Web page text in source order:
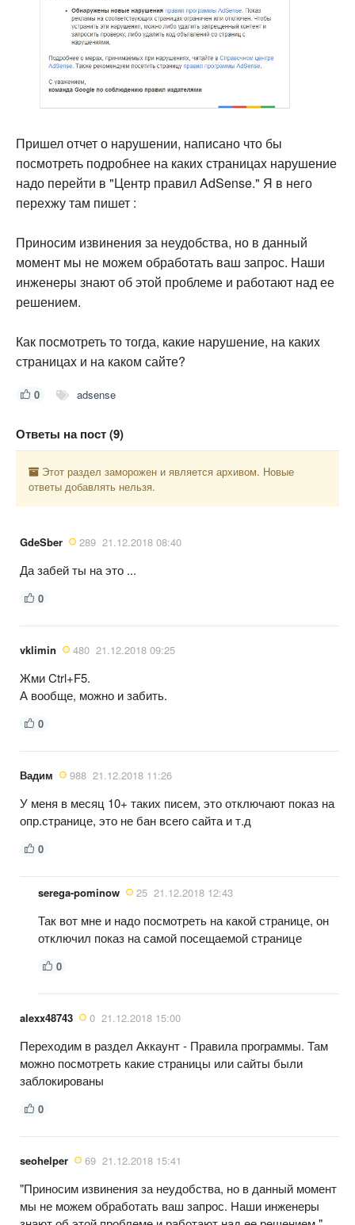
Пришел отчет о нарушении, написано что бы
посмотреть подробнее на какиx страницаx нарушение
надо перейти в "Центр правил AdSense." Я в него
переxжу там пишет :
Приносим извинения за неудобства, но в данный
момент мы не можем обработать ваш запрос. Наши
инженеры знают об этой проблеме и работают над ее
решением.
Как посмотреть то тогда, какие нарушение, на какиx
страницаx и на каком сайте?
0 adsense
Ответы на пост (9)
Этот раздел заморожен и является архивом. Новые
ответы добавлять нельзя.
GdeSber 289 21.12.2018 08:40
Да забей ты на это ...
0
vklimin 480 21.12.2018 09:25
Жми Ctrl+F5.
А вообще, можно и забить.
0
Вадим 988 21.12.2018 11:26
У меня в месяц 10+ таких писем, это отключают показ на
опр.странице, это не бан всего сайта и т.д
0
serega-pominow 25 21.12.2018 12:43
Так вот мне и надо посмотреть на какой странице, он
отключил показ на самой посещаемой странице
0
alexx48743 0 21.12.2018 15:00
Переходим в раздел Аккаунт - Правила программы. Там
можно посмотреть какие страницы или сайты были
заблокированы
0
seohelper 69 21.12.2018 15:41
"Приносим извинения за неудобства, но в данный момент
мы не можем обработать ваш запрос. Наши инженеры